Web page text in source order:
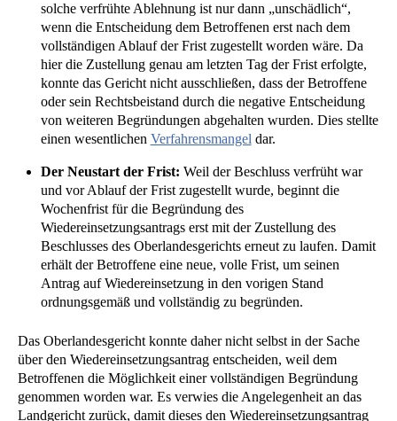
solche verfrühte Ablehnung ist nur dann „unschädlich“,
wenn die Entscheidung dem Betroffenen erst nach dem
vollständigen Ablauf der Frist zugestellt worden wäre. Da
hier die Zustellung genau am letzten Tag der Frist erfolgte,
konnte das Gericht nicht ausschließen, dass der Betroffene
oder sein Rechtsbeistand durch die negative Entscheidung
von weiteren Begründungen abgehalten wurden. Dies stellte
einen wesentlichen Verfahrensmangeldar.
Der Neustart der Frist: Weil der Beschluss verfrüht war
und vor Ablauf der Frist zugestellt wurde, beginnt die
Wochenfrist für die Begründung des
Wiedereinsetzungsantrags erst mit der Zustellung des
Beschlusses des Oberlandesgerichts erneut zu laufen. Damit
erhält der Betroffene eine neue, volle Frist, um seinen
Antrag auf Wiedereinsetzung in den vorigen Stand
ordnungsgemäß und vollständig zu begründen.
Das Oberlandesgericht konnte daher nicht selbst in der Sache
über den Wiedereinsetzungsantrag entscheiden, weil dem
Betroffenen die Möglichkeit einer vollständigen Begründung
genommen worden war. Es verwies die Angelegenheit an das
Landgericht zurück, damit dieses den Wiedereinsetzungsantrag